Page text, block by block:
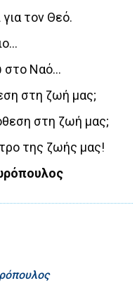
τον Θεό.
στο Ναό…
στη ζωή μας;
στη ζωή μας;
της ζωής μας!